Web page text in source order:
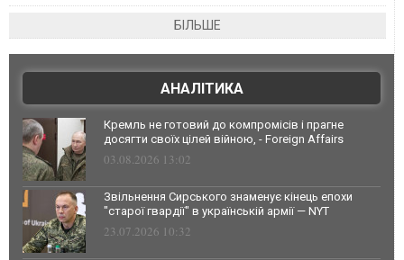
БІЛЬШЕ
АНАЛІТИКА
Кремль не готовий до компромісів і прагне
досягти своїх цілей війною, - Foreign Affairs
03.08.2026 13:02
Звільнення Сирського знаменує кінець епохи
"старої гвардії" в українській армії — NYT
23.07.2026 10:32